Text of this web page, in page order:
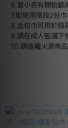
6.當小孩有開始翻
7.如使用階段2包
8.此包巾可用於
9.請在成人監護
10.請遠離火源商